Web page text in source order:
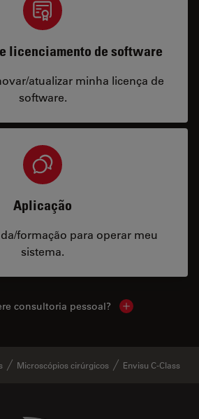
licenciamento de software
atualizar minha licença de
software.
Aplicação
formação para operar meu
sistema.
consultoria pessoal? Show local
Microscópios cirúrgicos Envisu C-Class